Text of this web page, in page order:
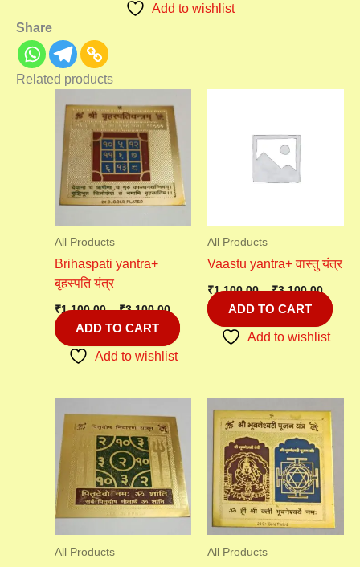
Add to wishlist
Share
Related products
All Products
Brihaspati yantra+
बृहस्पति यंत्र
₹1,100.00 – ₹3,100.00
range:
₹1,100.00
through
₹3,100.00
ADD TO CART
Add to wishlist
All Products
Vaastu yantra+ वास्तु यंत्र
₹1,100.00 – ₹3,100.00
ADD TO CART
Add to wishlist
All Products
range:
₹2,100.00
through
₹3,100.00
All Products